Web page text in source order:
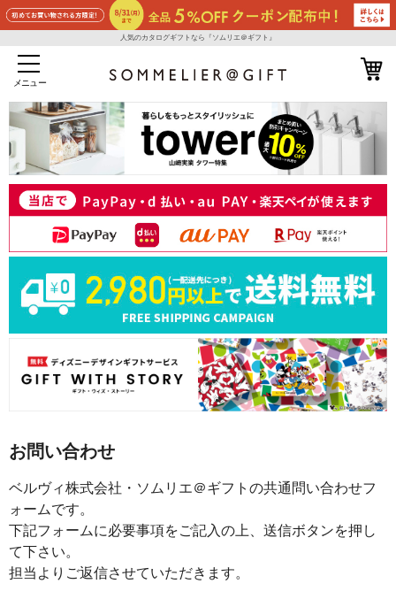
人気のカタログギフトなら『ソムリエ＠ギフト』
メニュー
お問い合わせ
ベルヴィ株式会社・ソムリエ＠ギフトの共通問い合わせフ
ォームです。
下記フォームに必要事項をご記入の上、送信ボタンを押し
て下さい。
担当よりご返信させていただきます。